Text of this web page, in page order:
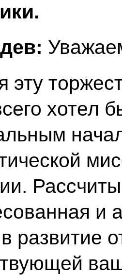
эту
хотел
и
развитие